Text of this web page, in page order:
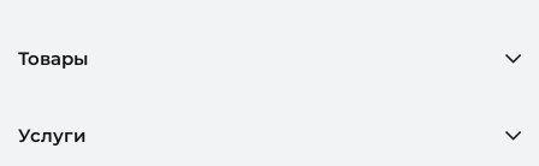
Товары
Услуги